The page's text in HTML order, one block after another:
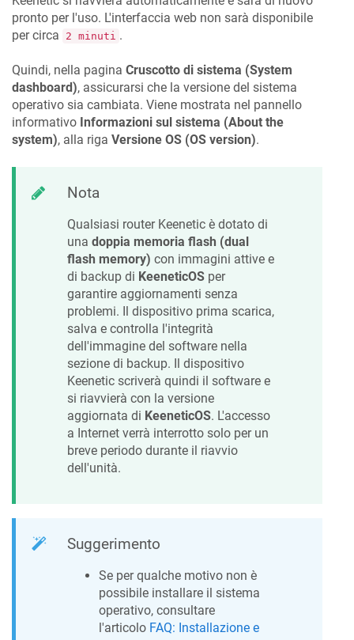
pronto per l'uso. L'interfaccia web non sarà disponibile
per circa
2 minuti .
Quindi, nella pagina Cruscotto di sistema (System
dashboard), assicurarsi che la versione del sistema
operativo sia cambiata. Viene mostrata nel pannello
informativo Informazioni sul sistema (About the
system), alla riga Versione OS (OS version).
Nota
Qualsiasi router Keenetic è dotato di
una doppia memoria flash (dual
flash memory) con immagini attive e
di backup di KeeneticOS per
garantire aggiornamenti senza
problemi. Il dispositivo prima scarica,
salva e controlla l'integrità
dell'immagine del software nella
sezione di backup. Il dispositivo
Keenetic scriverà quindi il software e
si riavvierà con la versione
aggiornata di KeeneticOS. L'accesso
a Internet verrà interrotto solo per un
breve periodo durante il riavvio
dell'unità.
Suggerimento
Se per qualche motivo non è
possibile installare il sistema
operativo, consultare
l'articolo FAQ: Installazione e